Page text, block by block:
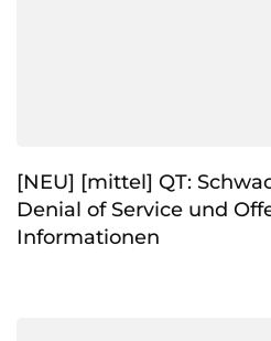
[NEU] [mittel] QT:
Denial of Service und
Informationen